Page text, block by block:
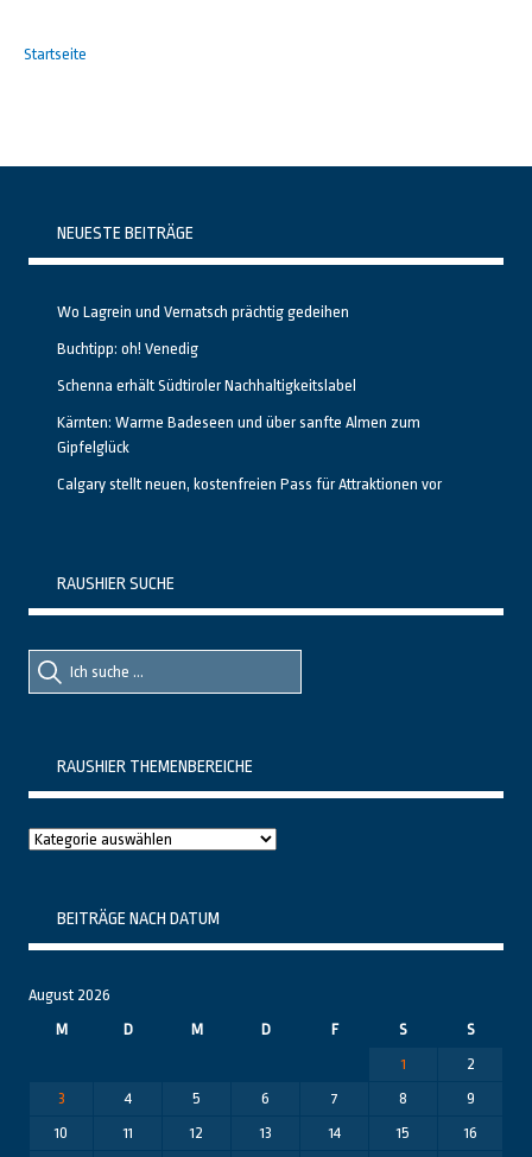
Startseite
NEUESTE BEITRÄGE
Wo Lagrein und Vernatsch prächtig gedeihen
Buchtipp: oh! Venedig
Schenna erhält Südtiroler Nachhaltigkeitslabel
Kärnten: Warme Badeseen und über sanfte Almen zum
Gipfelglück
Calgary stellt neuen, kostenfreien Pass für Attraktionen vor
RAUSHIER SUCHE
Suche
nach::
Suche
nach:
RAUSHIER THEMENBEREICHE
Raushier
BEITRÄGE NACH DATUM
August 2026
M
D M D F S
S
1
2
3
4 5 6 7 8
9
10
11 12 13 14 15
16